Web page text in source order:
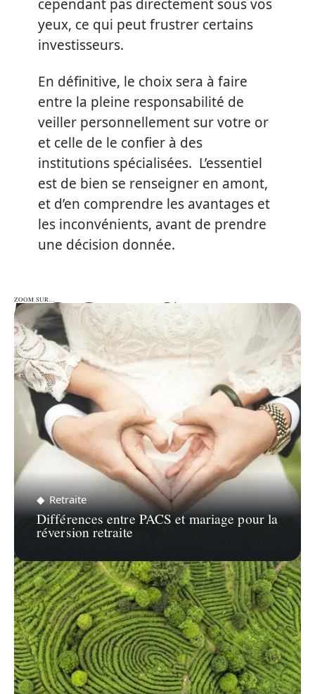
cependant pas directement sous vos
yeux, ce qui peut frustrer certains
investisseurs.
En définitive, le choix sera à faire
entre la pleine responsabilité de
veiller personnellement sur votre or
et celle de le confier à des
institutions spécialisées. L’essentiel
est de bien se renseigner en amont,
et d’en comprendre les avantages et
les inconvénients, avant de prendre
une décision donnée.
ZOOM SUR…
ZOOM SUR…
Retraite
Différences entre PACS et mariage pour la
réversion retraite